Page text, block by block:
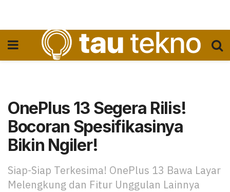
OnePlus 13 Segera Rilis!
Bocoran Spesifikasinya
Bikin Ngiler!
Siap-Siap Terkesima! OnePlus 13 Bawa Layar
Melengkung dan Fitur Unggulan Lainnya